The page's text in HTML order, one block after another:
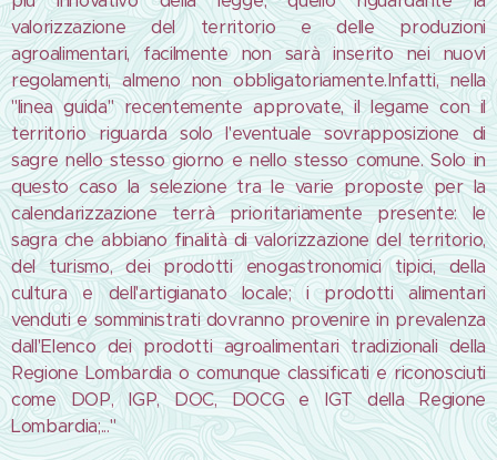
valorizzazione del territorio e delle produzioni
agroalimentari, facilmente non sarà inserito nei nuovi
regolamenti, almeno non obbligatoriamente.Infatti, nella
"linea guida" recentemente approvate, il legame con il
territorio riguarda solo l'eventuale sovrapposizione di
sagre nello stesso giorno e nello stesso comune. Solo in
questo caso la selezione tra le varie proposte per la
calendarizzazione terrà prioritariamente presente: le
sagra che abbiano finalità di valorizzazione del territorio,
del turismo, dei prodotti enogastronomici tipici, della
cultura e dell'artigianato locale; i prodotti alimentari
venduti e somministrati dovranno provenire in prevalenza
dall'Elenco dei prodotti agroalimentari tradizionali della
Regione Lombardia o comunque classificati e riconosciuti
come DOP, IGP, DOC, DOCG e IGT della Regione
Lombardia;..."